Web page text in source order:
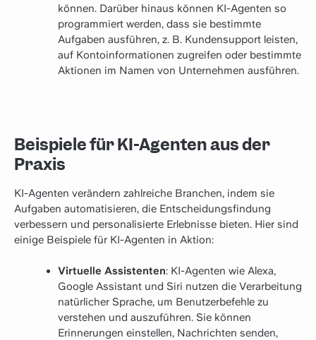
können. Darüber hinaus können KI-Agenten so
programmiert werden, dass sie bestimmte
Aufgaben ausführen, z. B. Kundensupport leisten,
auf Kontoinformationen zugreifen oder bestimmte
Aktionen im Namen von Unternehmen ausführen.
Beispiele für KI-Agenten aus der
Praxis
KI-Agenten verändern zahlreiche Branchen, indem sie
Aufgaben automatisieren, die Entscheidungsfindung
verbessern und personalisierte Erlebnisse bieten. Hier sind
einige Beispiele für KI-Agenten in Aktion:
Virtuelle Assistenten: KI-Agenten wie Alexa,
Google Assistant und Siri nutzen die Verarbeitung
natürlicher Sprache, um Benutzerbefehle zu
verstehen und auszuführen. Sie können
Erinnerungen einstellen, Nachrichten senden,